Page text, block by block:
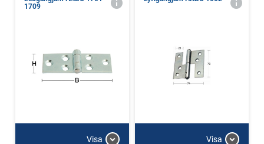
1709
Visa Visa